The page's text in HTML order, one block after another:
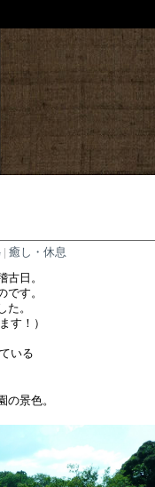
| 癒し・休息
日。
です。
。
す！）
いる
景色。